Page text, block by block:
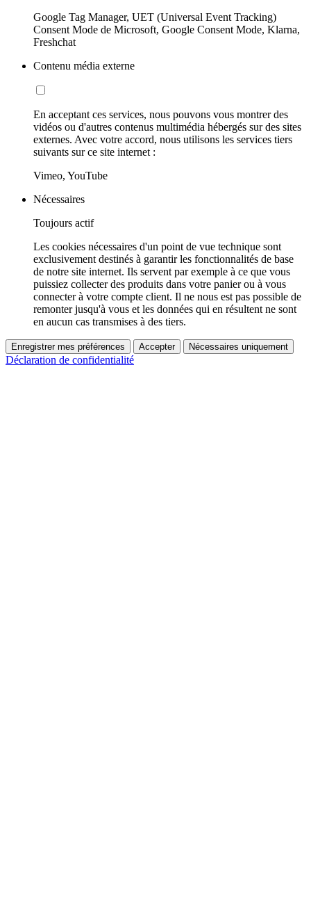
Google Tag Manager, UET (Universal Event Tracking)
Consent Mode de Microsoft, Google Consent Mode, Klarna,
Freshchat
Contenu média externe
En acceptant ces services, nous pouvons vous montrer des
vidéos ou d'autres contenus multimédia hébergés sur des sites
externes. Avec votre accord, nous utilisons les services tiers
suivants sur ce site internet :
Vimeo, YouTube
Nécessaires
Toujours actif
Les cookies nécessaires d'un point de vue technique sont
exclusivement destinés à garantir les fonctionnalités de base
de notre site internet. Ils servent par exemple à ce que vous
puissiez collecter des produits dans votre panier ou à vous
connecter à votre compte client. Il ne nous est pas possible de
remonter jusqu'à vous et les données qui en résultent ne sont
en aucun cas transmises à des tiers.
Enregistrer mes préférences Accepter Nécessaires uniquement
Déclaration de confidentialité